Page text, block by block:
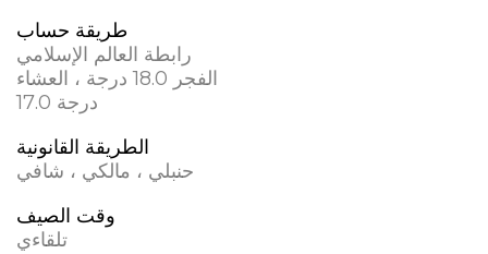
طريقة حساب
رابطة العالم الإسلامي
الفجر 18.0 درجة ، العشاء
17.0 درجة
الطريقة القانونية
حنبلي ، مالكي ، شافي
وقت الصيف
تلقاءي